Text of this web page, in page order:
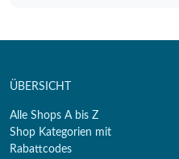
ÜBERSICHT
Alle Shops A bis Z
Shop Kategorien mit
Rabattcodes